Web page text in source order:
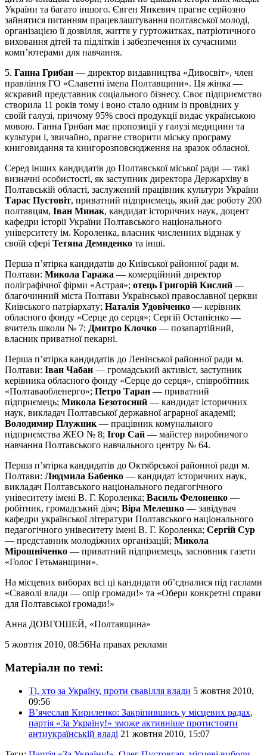
України та багато іншого. Євген Янкевич прагне серйозно
зайнятися питанням працевлаштування полтавської молоді,
організацією її дозвілля, життя у гуртожитках, патріотичного
виховання дітей та підлітків і забезпечення їх сучасними
комп’ютерами для навчання.
5. Ганна Грибан — директор видавництва «Дивосвіт», член
правління ГО «Славетні імена Полтавщини». Ця жінка —
яскравий представник соціального бізнесу. Своє підприємство
створила 11 років тому і воно стало одним із провідних у
своїй галузі, причому 95% своєї продукції видає українською
мовою. Ганна Грибан має пропозиції у галузі медицини та
культури і, звичайно, прагне створити міську програму
книговидання та книгорозповсюдження на зразок обласної.
Серед інших кандидатів до Полтавської міської ради — такі
визначні особистості, як заступник директора Держархіву в
Полтавській області, заслужений працівник культури України
Тарас Пустовіт, приватний підприємець, який дає роботу 200
полтавцям, Іван Минак, кандидат історичних наук, доцент
кафедри історії України Полтавського національного
університету ім. Короленка, власник численних відзнак у
своїй сфері Тетяна Демиденко та інші.
Перша п’ятірка кандидатів до Київської районної ради м.
Полтави: Микола Гаража — комерційний директор
поліграфічної фірми «Астрая»; отець Григорій Кислий —
благочинний міста Полтави Української православної церкви
Київського патріархату; Наталія Удовіченко — керівник
обласного фонду «Серце до серця»; Сергій Остапієнко —
вчитель школи № 7; Дмитро Клочко — позапартійний,
власник приватної пекарні.
Перша п’ятірка кандидатів до Ленінської районної ради м.
Полтави: Іван Чабан — громадський активіст, заступник
керівника обласного фонду «Серце до серця», співробітник
«Полтаваобленерго»; Петро Таран — приватний
підприємець; Микола Безотосний — кандидат історичних
наук, викладач Полтавської державної аграрної академії;
Володимир Плужник — працівник комунального
підприємства ЖЕО № 8; Ігор Сай — майстер виробничого
навчання Полтавського навчального центру № 64.
Перша п’ятірка кандидатів до Октябрської районної ради м.
Полтави: Людмила Бабенко — кандидат історичних наук,
викладач Полтавського національного педагогічного
унівеситету імені В. Г. Короленка; Василь Фелоненко —
робітник, громадський діяч; Віра Мелешко — завідувач
кафедри української літератури Полтавського національного
педагогічного унівеситету імені В. Г. Короленка; Сергій Сур
— представник молодіжних організацій; Микола
Мірошніченко — приватний підприємець, засновник газети
«Голос Гетьманщини».
На місцевих виборах всі ці кандидати об’єдналися під гаслами
«Сваволі влади — опір громади!» та «Обери конкретні справи
для Полтавської громади!»
Анна ДОВГОШЕЙ, «Полтавщина»
5 жовтня 2010, 08:56На правах реклами
Матеріали по темі:
Ті, хто за Україну, проти свавілля влади 5 жовтня 2010,
09:56
В’ячеслав Кириленко: Закріпившись у місцевих радах,
партія «За Україну!» зможе активніше протистояти
антиукраїнській владі 21 жовтня 2010, 15:07